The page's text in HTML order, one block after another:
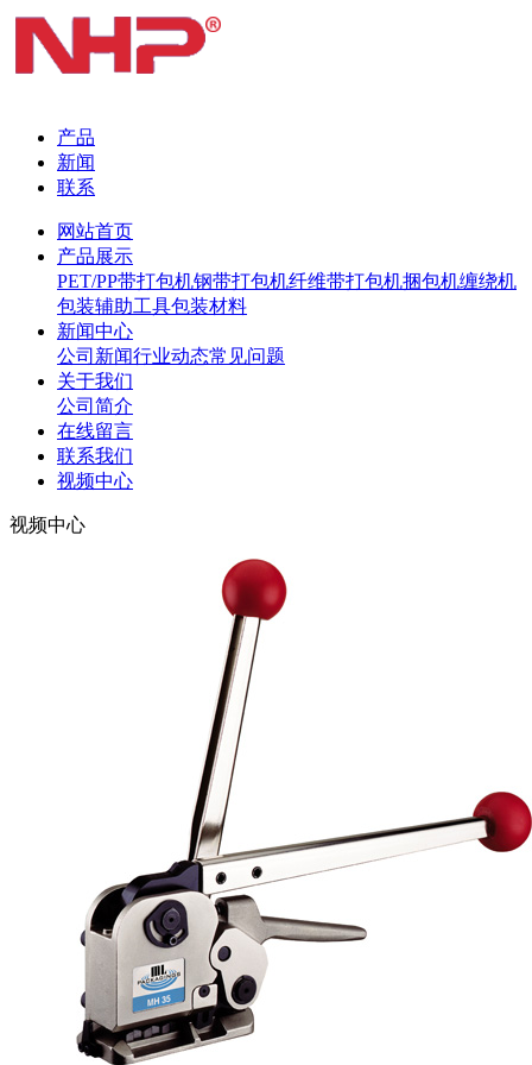
产品
新闻
联系
网站首页
产品展示
PET/PP带打包机钢带打包机纤维带打包机捆包机缠绕机
包装辅助工具包装材料
新闻中心
公司新闻行业动态常见问题
关于我们
公司简介
在线留言
联系我们
视频中心
视频中心